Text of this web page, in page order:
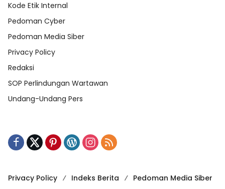
Kode Etik Internal
Pedoman Cyber
Pedoman Media Siber
Privacy Policy
Redaksi
SOP Perlindungan Wartawan
Undang-Undang Pers
Privacy Policy Indeks Berita Pedoman Media Siber